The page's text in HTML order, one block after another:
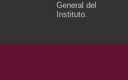
General del
Instituto.